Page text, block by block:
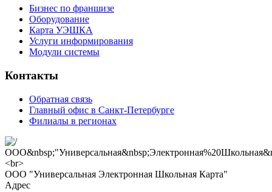
Бизнес по франшизе
Оборудование
Карта УЭШКА
Услуги информирования
Модули системы
Контакты
Обратная связь
Главный офис в Санкт-Петербурге
Филиалы в регионах
ООО "Универсальная Электронная Школьная Карта"
Адрес